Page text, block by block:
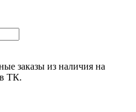
заказы из наличия на
в ТК.